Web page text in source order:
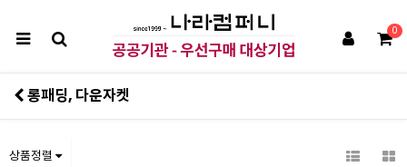
0
롱패딩, 다운자켓
상품정렬